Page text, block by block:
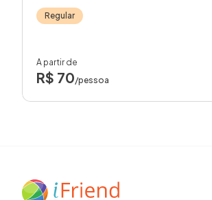
Regular
A partir de
R$ 70/pessoa